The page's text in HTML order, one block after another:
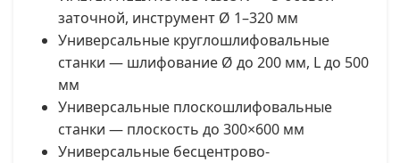
заточной, инструмент Ø 1–320 мм
Универсальные круглошлифовальные
станки — шлифование Ø до 200 мм, L до 500
мм
Универсальные плоскошлифовальные
станки — плоскость до 300×600 мм
Универсальные бесцентрово-